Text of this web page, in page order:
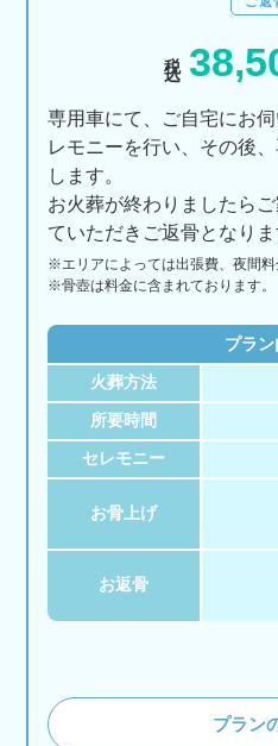
専用車にて、ご自宅にお
レモニーを行い、その後
します。
お火葬が終わりましたら
ていただきご返骨となりま
※エリアによっては出張費、夜間
※骨壺は料金に含まれております。
プラ
火葬方法
所要時間
セレモニー
お骨上げ
お返骨
プラン